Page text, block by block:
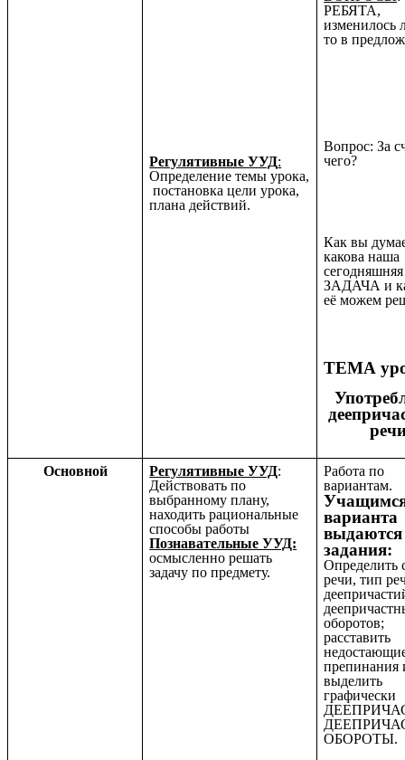
Регулятивные УУД:
Определение темы урока,
постановка цели урока,
плана действий.
РЕБЯТА,
изменилось
то в
Вопрос: За
чего?
Как вы
какова наша
сегодняшняя
ЗАДАЧА и
её можем
ТЕМА
Основной Регулятивные УУД:
Действовать по
выбранному плану,
находить рациональные
способы работы
Познавательные УУД:
осмысленно решать
задачу по предмету.
Работа по
вариантам.
варианта
выдаются
задания:
Определить
речи, тип
оборотов;
расставить
препинания
выделить
графически
ОБОРОТЫ.